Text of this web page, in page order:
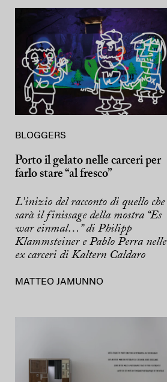
BLOGGERS
Porto il gelato nelle carceri per
farlo stare “al fresco”
L’inizio del racconto di quello che
sarà il finissage della mostra “Es
war einmal…” di Philipp
Klammsteiner e Pablo Perra nelle
ex carceri di Kaltern Caldaro
MATTEO JAMUNNO